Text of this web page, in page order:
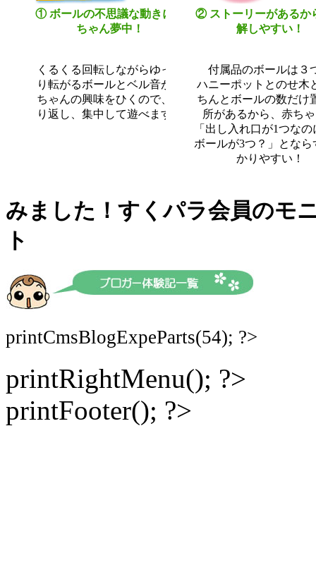
① ボールの不思議な動きに赤
ちゃん夢中！
② ストーリーがあるか
解しやすい！
くるくる回転しながらゆっく
り転がるボールとベル音が赤
ちゃんの興味をひくので、繰
り返し、集中して遊べます。
付属品のボールは３
ハニーポットとのせ木
ちんとボールの数だけ
所があるから、赤ち
「出し入れ口が1つな
ボールが3つ？」となら
かりやすい！
みました！すくパラ会員のモ
ト
printCmsBlogExpeParts(54); ?>
printRightMenu(); ?>
printFooter(); ?>